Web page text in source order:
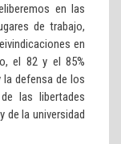
en las
de trabajo,
en
el 82 y el 85%
defensa de los
las libertades
de la universidad